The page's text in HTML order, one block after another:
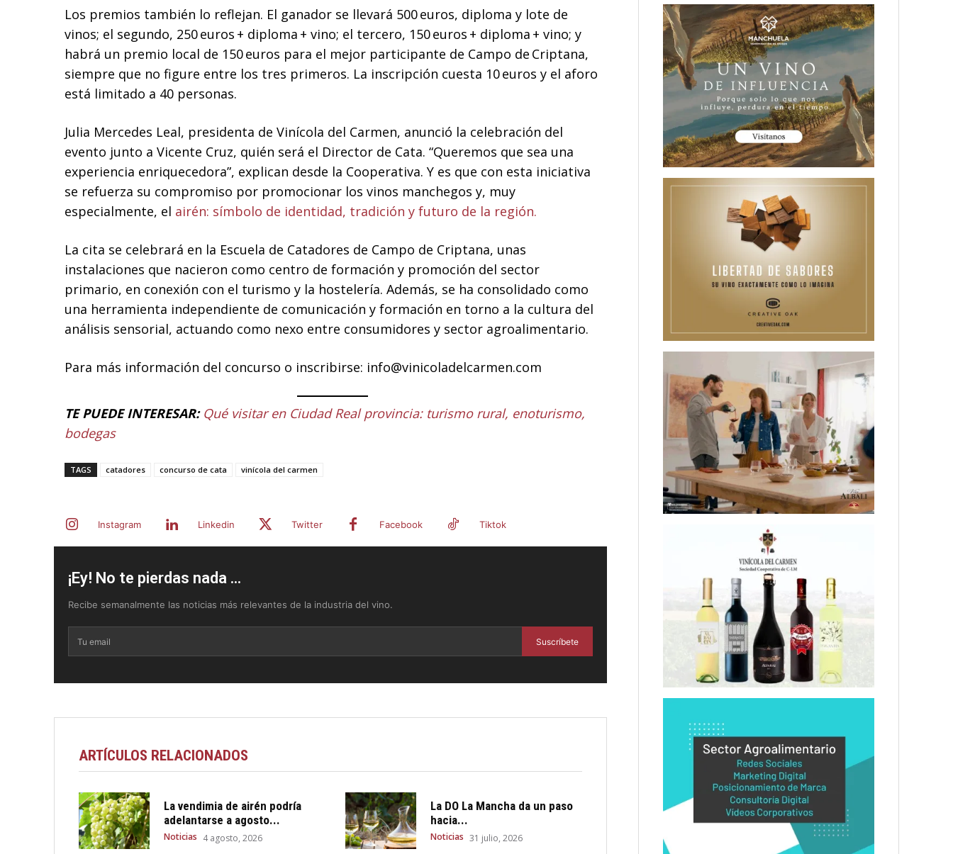
Los premios también lo reflejan. El ganador se llevará 500 euros, diploma y lote de
vinos; el segundo, 250 euros + diploma + vino; el tercero, 150 euros + diploma + vino; y
habrá un premio local de 150 euros para el mejor participante de Campo de Criptana,
siempre que no figure entre los tres primeros. La inscripción cuesta 10 euros y el aforo
está limitado a 40 personas.
Julia Mercedes Leal, presidenta de Vinícola del Carmen, anunció la celebración del
evento junto a Vicente Cruz, quién será el Director de Cata. “Queremos que sea una
experiencia enriquecedora”, explican desde la Cooperativa. Y es que con esta iniciativa
se refuerza su compromiso por promocionar los vinos manchegos y, muy
especialmente, el airén: símbolo de identidad, tradición y futuro de la región.
La cita se celebrará en la Escuela de Catadores de Campo de Criptana, unas
instalaciones que nacieron como centro de formación y promoción del sector
primario, en conexión con el turismo y la hostelería. Además, se ha consolidado como
una herramienta independiente de comunicación y formación en torno a la cultura del
análisis sensorial, actuando como nexo entre consumidores y sector agroalimentario.
Para más información del concurso o inscribirse: info@vinicoladelcarmen.com
TE PUEDE INTERESAR: Qué visitar en Ciudad Real provincia: turismo rural, enoturismo,
bodegas
TAGS catadores concurso de cata vinícola del carmen
Instagram Linkedin Twitter Facebook Tiktok
¡Ey! No te pierdas nada ...
Recibe semanalmente las noticias más relevantes de la industria del vino.
Suscríbete
ARTÍCULOS RELACIONADOS
La vendimia de airén podría
adelantarse a agosto...
Noticias 4 agosto, 2026
La DO La Mancha da un paso
hacia...
Noticias 31 julio, 2026